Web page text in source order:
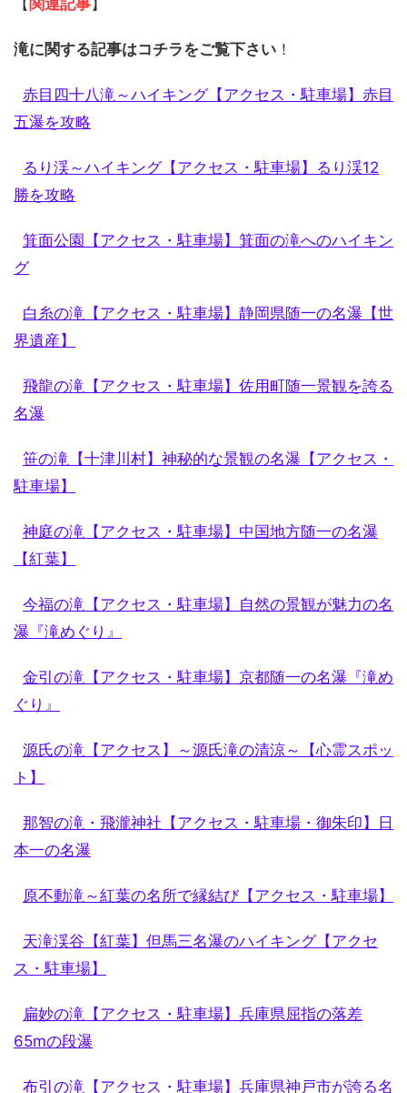
滝に関する記事はコチラをご覧下さい ！
赤目四十八滝～ハイキング【アクセス・駐車場】赤目
五瀑を攻略
るり渓～ハイキング【アクセス・駐車場】るり渓12
勝を攻略
箕面公園【アクセス・駐車場】箕面の滝へのハイキン
グ
白糸の滝【アクセス・駐車場】静岡県随一の名瀑【世
界遺産】
飛龍の滝【アクセス・駐車場】佐用町随一景観を誇る
名瀑
笹の滝【十津川村】神秘的な景観の名瀑【アクセス・
駐車場】
神庭の滝【アクセス・駐車場】中国地方随一の名瀑
【紅葉】
今福の滝【アクセス・駐車場】自然の景観が魅力の名
瀑『滝めぐり』
金引の滝【アクセス・駐車場】京都随一の名瀑『滝め
ぐり』
源氏の滝【アクセス】～源氏滝の清涼～【心霊スポッ
ト】
那智の滝・飛瀧神社【アクセス・駐車場・御朱印】日
本一の名瀑
原不動滝～紅葉の名所で縁結び【アクセス・駐車場】
天滝渓谷【紅葉】但馬三名瀑のハイキング【アクセ
ス・駐車場】
扁妙の滝【アクセス・駐車場】兵庫県屈指の落差
65mの段瀑
布引の滝【アクセス・駐車場】兵庫県神戸市が誇る名